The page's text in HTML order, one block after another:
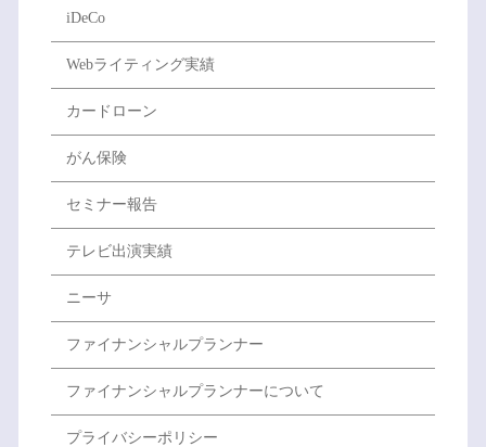
iDeCo
Webライティング実績
カードローン
がん保険
セミナー報告
テレビ出演実績
ニーサ
ファイナンシャルプランナー
ファイナンシャルプランナーについて
プライバシーポリシー